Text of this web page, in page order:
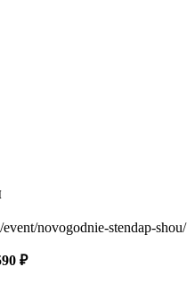
novogodnie-stendap-shou/
₽